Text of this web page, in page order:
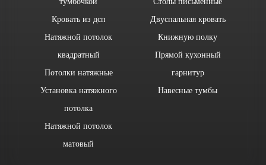
Кровать из дсп
Натяжной потолок
квадратный
Потолки натяжные
Установка натяжного
потолка
Натяжной потолок
матовый
Двуспальная кровать
Книжную полку
Прямой кухонный
гарнитур
Навесные тумбы